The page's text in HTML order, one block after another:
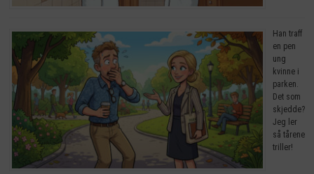
Han traff
en pen
ung
kvinne i
parken.
Det som
skjedde?
Jeg ler
så tårene
triller!